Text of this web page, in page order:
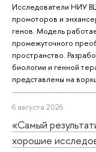
Исследователи НИУ
промоторов и
генов. Модель
промежуточного
пространство.
биологии и генной
представлены на
6 августа 2026
«Самый
хорошие